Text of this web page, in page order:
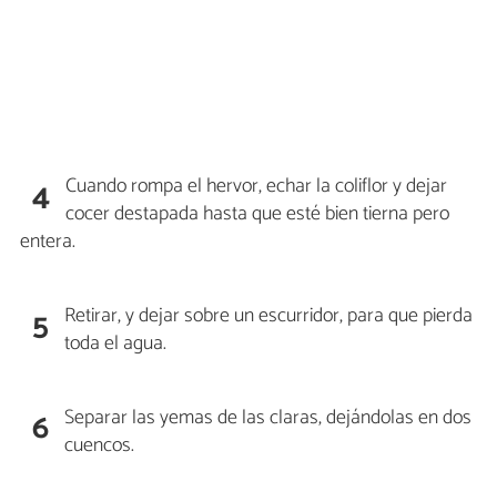
4 Cuando rompa el hervor, echar la coliflor y dejar
cocer destapada hasta que esté bien tierna pero
entera.
5 Retirar, y dejar sobre un escurridor, para que pierda
toda el agua.
6 Separar las yemas de las claras, dejándolas en dos
cuencos.